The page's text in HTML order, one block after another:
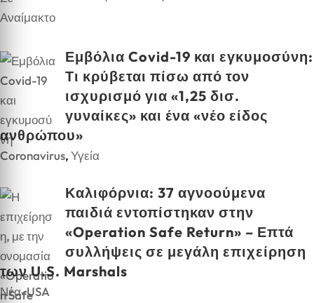
Εμβόλια Covid-19 και εγκυμοσύνη:
Τι κρύβεται πίσω από τον
ισχυρισμό για «1,25 δισ.
γυναίκες» και ένα «νέο είδος
ανθρώπου»
Coronavirus,Υγεία
Καλιφόρνια: 37 αγνοούμενα
παιδιά εντοπίστηκαν στην
«Operation Safe Return» – Επτά
συλλήψεις σε μεγάλη επιχείρηση
των U.S. Marshals
Νέα-USA